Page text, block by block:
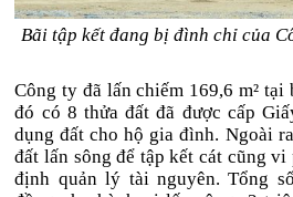
Bãi tập kết đang bị đình chỉ của
Công ty đã lấn chiếm 169,6 m²
đó có 8 thửa đất đã được cấp
dụng đất cho hộ gia đình. Ngoài
đất lấn sông để tập kết cát cũng
định quản lý tài nguyên. Tổng